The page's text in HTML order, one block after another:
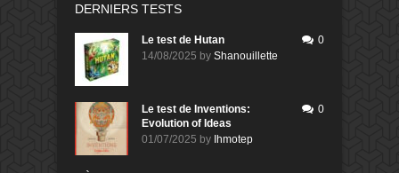
DERNIERS TESTS
Le test de Hutan
14/08/2025 by Shanouillette
0
Le test de Inventions:
Evolution of Ideas
01/07/2025 by Ihmotep
0